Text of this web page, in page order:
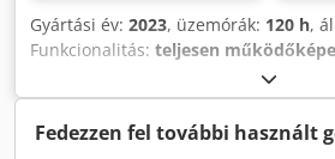
Gyártási év: 2023, üzemórák: 120 h,
Funkcionalitás: teljesen
,
Crjdpfxsyfg Evo Al Asf
Fedezzen fel további használt